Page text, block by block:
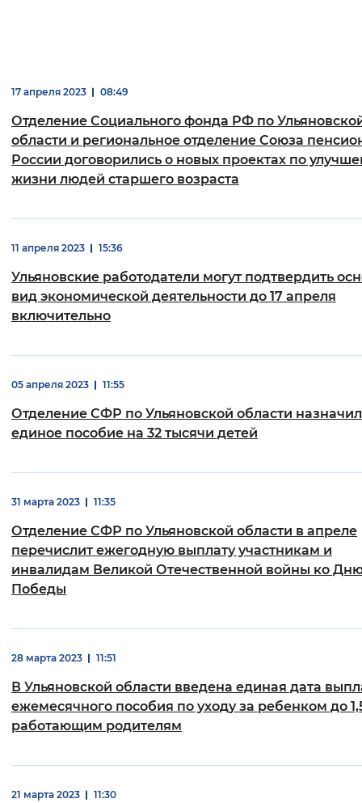
17 апреля 2023 08:49
Отделение Социального фонда РФ по
области и региональное отделение Союза
России договорились о новых проектах по
жизни людей старшего возраста
11 апреля 2023 15:36
Ульяновские работодатели могут подтвердить
вид экономической деятельности до 17 апреля
включительно
05 апреля 2023 11:55
Отделение СФР по Ульяновской области
единое пособие на 32 тысячи детей
31 марта 2023 11:35
Отделение СФР по Ульяновской области в апреле
перечислит ежегодную выплату участникам и
инвалидам Великой Отечественной войны ко
Победы
28 марта 2023 11:51
В Ульяновской области введена единая дата
ежемесячного пособия по уходу за ребенком до
работающим родителям
21 марта 2023 11:30